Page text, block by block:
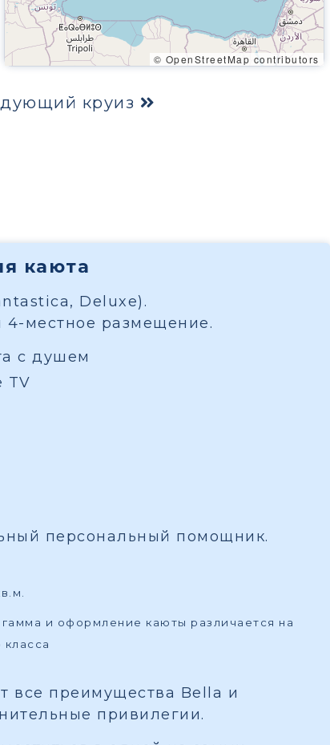
© OpenStreetMap contributors
круиз
каюта
Deluxe).
местное размещение.
с душем
TV
персональный помощник.
и оформление каюты различается на
все преимущества Bella и
привилегии.